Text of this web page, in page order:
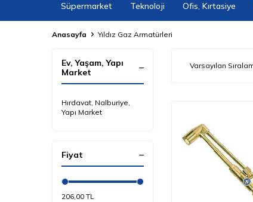
Süpermarket Teknoloji Ofis, Kırtasiye
Anasayfa Yıldız Gaz Armatürleri
Ev, Yaşam, Yapı
Market
Hırdavat, Nalburiye,
Yapı Market
Fiyat
206,00 TL